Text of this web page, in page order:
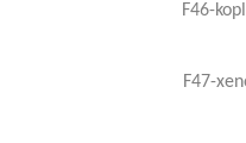
F46-
F47-